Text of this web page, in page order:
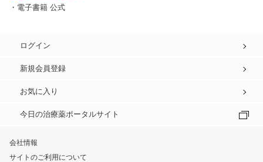
・電子書籍 公式
ログイン
新規会員登録
お気に入り
今日の治療薬ポータルサイト
会社情報
サイトのご利用について